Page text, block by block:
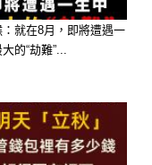
事，即便對
為對方留著
—— 夢境編
面對現實」
：就在8月，即將遭遇一
的“劫難”...